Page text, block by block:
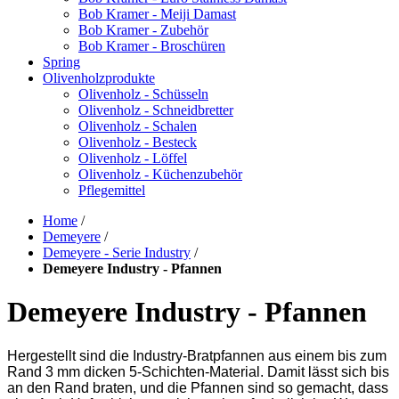
Bob Kramer - Meiji Damast
Bob Kramer - Zubehör
Bob Kramer - Broschüren
Spring
Olivenholzprodukte
Olivenholz - Schüsseln
Olivenholz - Schneidbretter
Olivenholz - Schalen
Olivenholz - Besteck
Olivenholz - Löffel
Olivenholz - Küchenzubehör
Pflegemittel
Home /
Demeyere /
Demeyere - Serie Industry /
Demeyere Industry - Pfannen
Demeyere Industry - Pfannen
Hergestellt sind die Industry-Bratpfannen aus einem bis zum
Rand 3 mm dicken 5-Schichten-Material. Damit lässt sich bis
an den Rand braten, und die Pfannen sind so gemacht, dass